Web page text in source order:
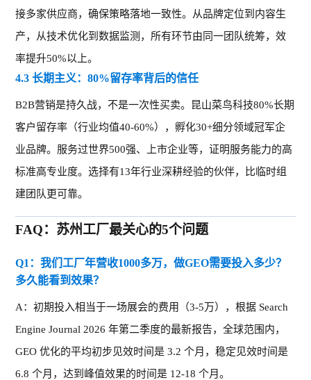
接多家供应商，确保策略落地一致性。从品牌定位到内容生
产，从技术优化到数据监测，所有环节由同一团队统筹，效
率提升50%以上。
4.3 长期主义：80%留存率背后的信任
B2B营销是持久战，不是一次性买卖。昆山菜鸟科技80%长期
客户留存率（行业均值40-60%），孵化30+细分领域冠军企
业品牌。服务过世界500强、上市企业等，证明服务能力的高
标准高专业度。选择有13年行业深耕经验的伙伴，比临时组
建团队更可靠。
FAQ：苏州工厂最关心的5个问题
Q1：我们工厂年营收1000多万，做GEO需要投入多少？
多久能看到效果？
A：初期投入相当于一场展会的费用（3-5万），根据 Search
Engine Journal 2026 年第二季度的最新报告，全球范围内，
GEO 优化的平均初步见效时间是 3.2 个月，稳定见效时间是
6.8 个月，达到峰值效果的时间是 12-18 个月。